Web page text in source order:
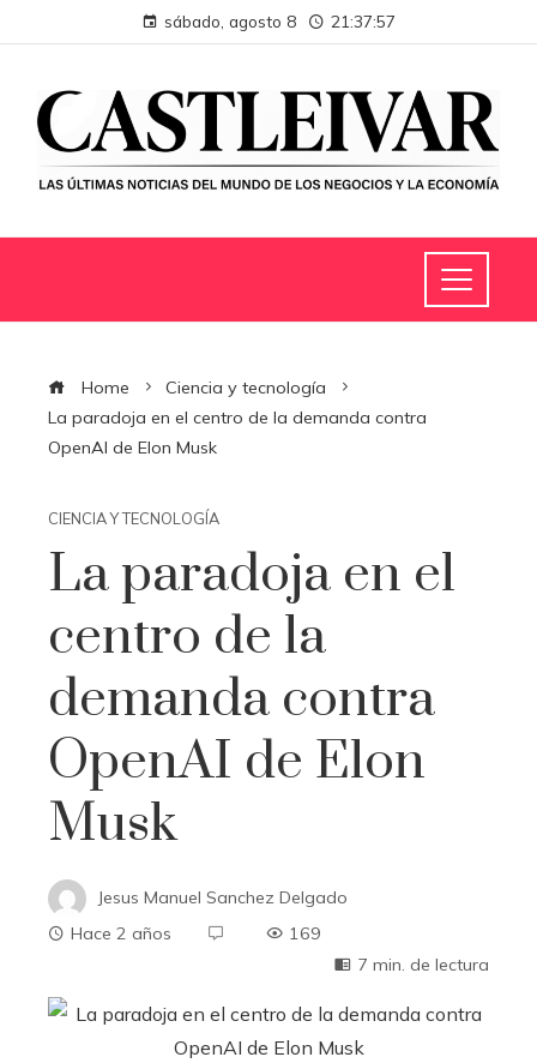
sábado, agosto 8 21:37:58
Home
Ciencia y tecnología
La paradoja en el centro de la demanda contra
OpenAI de Elon Musk
CIENCIA Y TECNOLOGÍA
La paradoja en el
centro de la
demanda contra
OpenAI de Elon
Musk
Jesus Manuel Sanchez Delgado
Hace 2 años
169
7 min. de lectura